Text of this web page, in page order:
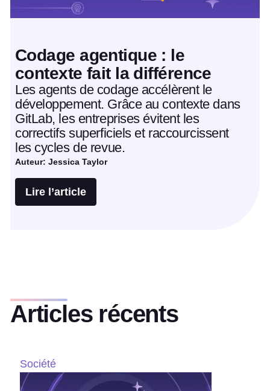
Codage agentique : le
contexte fait la différence
Les agents de codage accélèrent le
développement. Grâce au contexte dans
GitLab, les entreprises évitent les
correctifs superficiels et raccourcissent
les cycles de revue.
Auteur: Jessica Taylor
Lire l’article
Articles récents
Société